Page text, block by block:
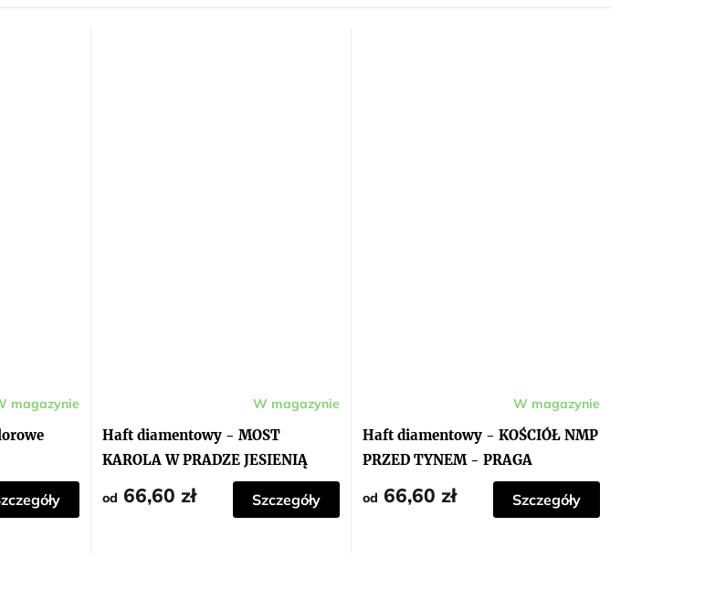
magazynie
Haft diamentowy - MOST
KAROLA W PRADZE JESIENIĄ
W magazynie
od 66,60 zł Szczegóły
Haft diamentowy - KOŚCIÓŁ NMP
PRZED TYNEM - PRAGA
W magazynie
od 66,60 zł Szczegóły